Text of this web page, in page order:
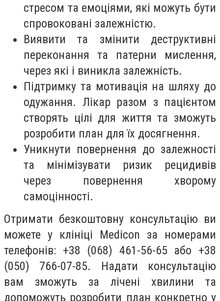
стресом та емоціями, які можуть бути
спровоковані залежністю.
Виявити та змінити деструктивні
переконання та патерни мислення,
через які і виникла залежність.
Підтримку та мотивація на шляху до
одужання. Лікар разом з пацієнтом
створять цілі для життя та зможуть
розробити план для їх досягнення.
Уникнути повернення до залежності
та мінімізувати ризик рецидивів
через повернення хворому
самоцінності.
Отримати безкоштовну консультацію ви
можете у клініці Medicon за номерами
телефонів: +38 (068) 461-56-65 або +38
(050) 766-07-85. Надати консультацію
вам зможуть за лічені хвилини та
допоможуть розробити план конкретно у